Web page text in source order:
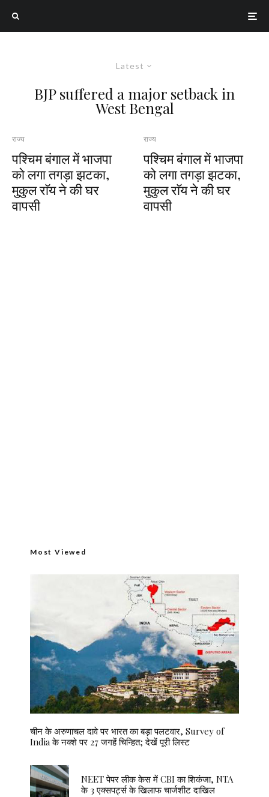
Latest
BJP suffered a major setback in
West Bengal
राज्य
पश्चिम बंगाल में भाजपा
को लगा तगड़ा झटका,
मुकुल राॅय ने की घर
वापसी
राज्य
पश्चिम बंगाल में भाजपा
को लगा तगड़ा झटका,
मुकुल राॅय ने की घर
वापसी
Most Viewed
चीन के अरुणाचल दावे पर भारत का बड़ा पलटवार, Survey of
India के नक्शे पर 27 जगहें चिन्हित; देखें पूरी लिस्ट
NEET पेपर लीक केस में CBI का शिकंजा, NTA
के 3 एक्सपर्ट्स के खिलाफ चार्जशीट दाखिल